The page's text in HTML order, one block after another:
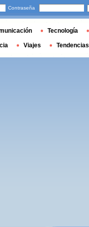
Contraseña
Tecnología
Viajes Tendencias